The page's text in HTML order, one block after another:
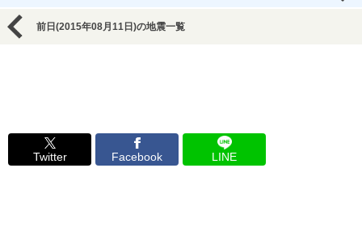
前日(2015年08月11日)の地震一覧
Twitter Facebook LINE